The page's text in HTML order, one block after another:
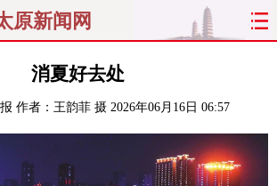
原新闻网
聚焦 太原
关注 文明 出行
专题
消夏好去处
作者：王韵菲 摄 2026年06月16日 06:57